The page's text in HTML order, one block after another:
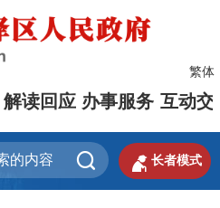
繁体
解读回应 办事服务 互动交
  长者模式